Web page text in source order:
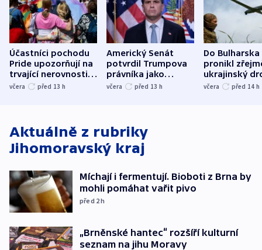
Účastníci pochodu
Pride upozorňují na
trvající nerovnosti i
společenskou
včera před 13 h
Americký Senát
potvrdil Trumpova
právníka jako
ministra
včera před 13 h
Do Bulharska
pronikl
ukrajinský
explodoval
včera před 14 h
Aktuálně z rubriky
Jihomoravský kraj
Míchají i fermentují. Bioboti z Brna by
mohli pomáhat vařit pivo
před 2h
„Brněnské hantec“ rozšíří kulturní
seznam na jihu Moravy